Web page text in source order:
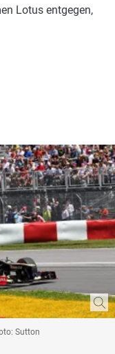
Lotus entgegen,
Sutton